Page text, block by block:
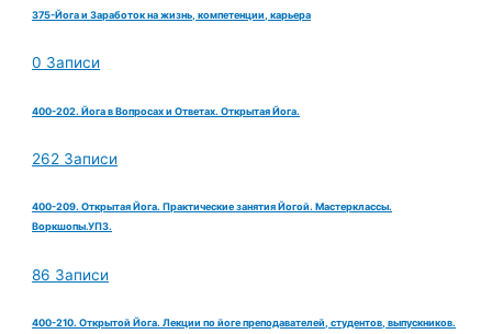
375-Йога и Заработок на жизнь, компетенции, карьера
0 Записи
400-202. Йога в Вопросах и Ответах. Открытая Йога.
262 Записи
400-209. Открытая Йога. Практические занятия Йогой. Мастерклассы.
Воркшопы.УПЗ.
86 Записи
400-210. Открытой Йога. Лекции по йоге преподавателей, студентов, выпускников.